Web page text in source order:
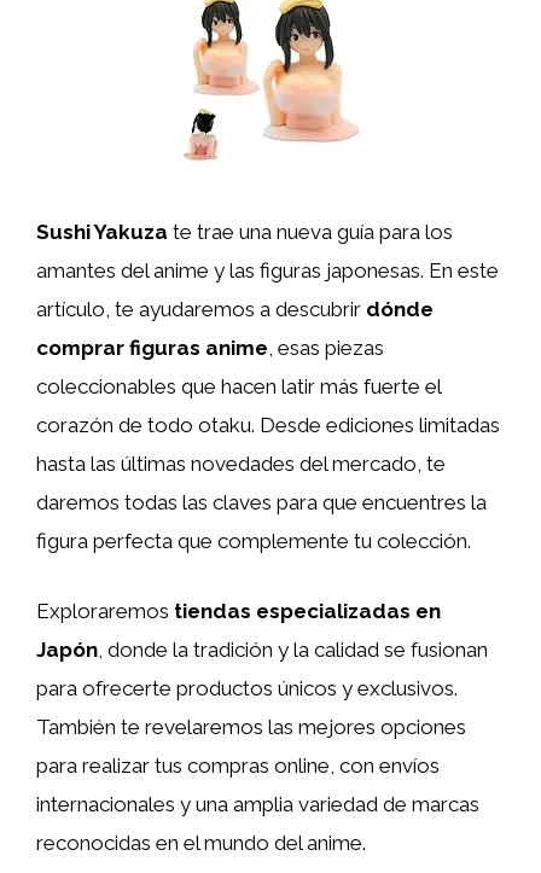
Sushi Yakuza te trae una nueva guía para los
amantes del anime y las figuras japonesas. En este
artículo, te ayudaremos a descubrir dónde
comprar figuras anime, esas piezas
coleccionables que hacen latir más fuerte el
corazón de todo otaku. Desde ediciones limitadas
hasta las últimas novedades del mercado, te
daremos todas las claves para que encuentres la
figura perfecta que complemente tu colección.
Exploraremos tiendas especializadas en
Japón , donde la tradición y la calidad se fusionan
para ofrecerte productos únicos y exclusivos.
También te revelaremos las mejores opciones
para realizar tus compras online, con envíos
internacionales y una amplia variedad de marcas
reconocidas en el mundo del anime.